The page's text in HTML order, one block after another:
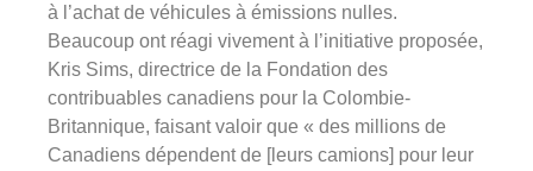
à l’achat de véhicules à émissions nulles.
Beaucoup ont réagi vivement à l’initiative proposée,
Kris Sims, directrice de la Fondation des
contribuables canadiens pour la Colombie-
Britannique, faisant valoir que « des millions de
Canadiens dépendent de [leurs camions] pour leur